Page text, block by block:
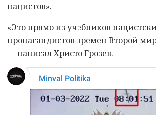
нацистов».
«Это прямо из учебников
пропагандистов времен Второй
— написал Христо Грозев.